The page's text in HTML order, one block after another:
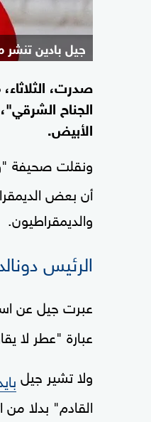
جيل بادين تنشر
صدرت،
الجناح
الأبيض.
ونقلت صحيفة
والديمقراطيون.
الرئيس
عبرت جيل عن
عبارة "عطر لا
ولا تشير جيل
القادم" بدلا